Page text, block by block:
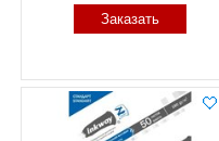
Заказать